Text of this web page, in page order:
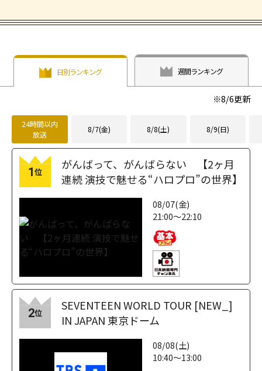
日別ランキング 週間ランキング
※8/6更新
24時間以内
放送
8/7(金) 8/8(土) 8/9(日)
1位
がんばって、がんばらない 【2ヶ月
連続 演技で魅せる“ハロプロ”の世界】
08/07(金)
21:00～22:10
2位
SEVENTEEN WORLD TOUR [NEW_]
IN JAPAN 東京ドーム
08/08(土)
10:40～13:00